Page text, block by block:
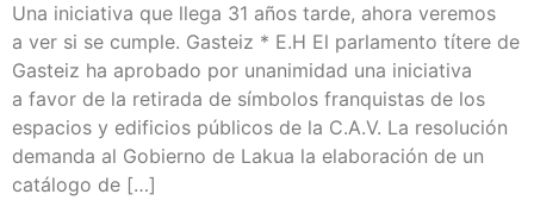
Una ini­cia­ti­va que lle­ga 31 años tar­de, aho­ra vere­mos
a ver si se cum­ple. Gas­teiz * E.H El par­la­men­to títe­re de
Gas­teiz ha apro­ba­do por una­ni­mi­dad una ini­cia­ti­va
a favor de la reti­ra­da de sím­bo­los fran­quis­tas de los
espa­cios y edi­fi­cios públi­cos de la C.A.V. La reso­lu­ción
deman­da al Gobierno de Lakua la ela­bo­ra­ción de un
catá­lo­go de […]